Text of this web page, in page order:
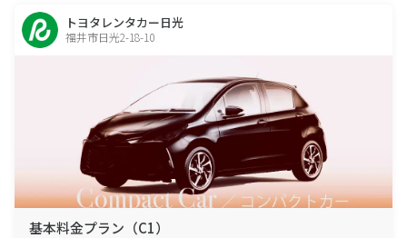
トヨタレンタカー日光
福井市日光2-18-10
基本料金プラン（C1）